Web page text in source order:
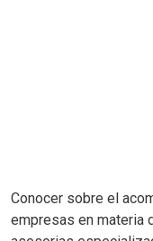
Conocer sobre el
empresas en materia